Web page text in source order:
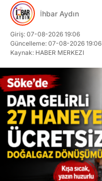
İhbar Aydın
Giriş: 07-08-2026 19:06
Güncelleme: 07-08-2026 19:06
Kaynak: HABER MERKEZI